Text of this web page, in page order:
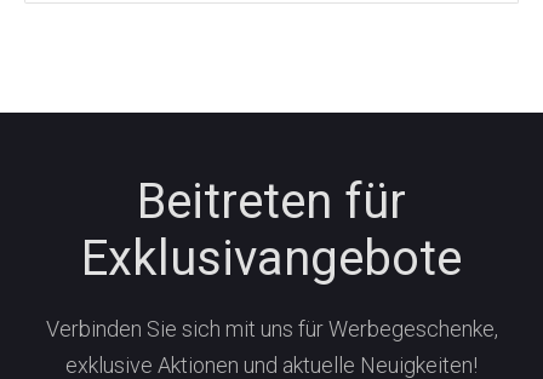
Beitreten für
Exklusivangebote
Verbinden Sie sich mit uns für Werbegeschenke,
exklusive Aktionen und aktuelle Neuigkeiten!